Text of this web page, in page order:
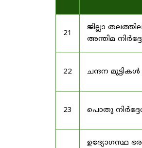
21
ജില്ലാ
അന്തിമ
22 ചന്ദന മുട്ടികൾ
23 പൊതു
ഉദ്യോഗസ്ഥ